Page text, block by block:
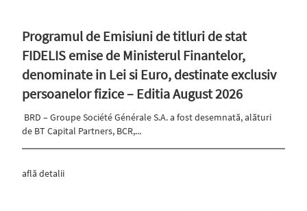
Programul de Emisiuni de titluri de stat
FIDELIS emise de Ministerul Finantelor,
denominate in Lei si Euro, destinate exclusiv
persoanelor fizice – Editia August 2026
BRD – Groupe Société Générale S.A. a fost desemnată, alături
de BT Capital Partners, BCR,...
află detalii